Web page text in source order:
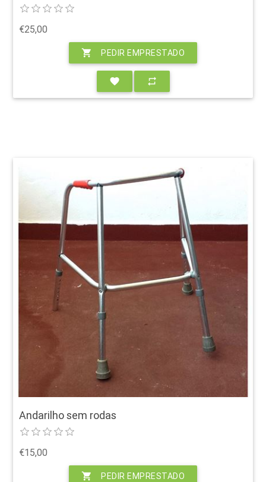
€25,00
shopping_cart PEDIR EMPRESTADO
favorite repeat
Andarilho sem rodas
€15,00
shopping_cart PEDIR EMPRESTADO